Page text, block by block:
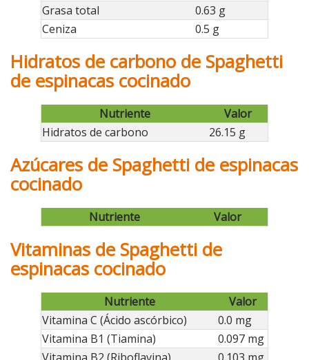
Grasa total
0.63 g
Ceniza
0.5 g
Hidratos de carbono de Spaghetti
de espinacas cocinado
Nutriente
Valor
Hidratos de carbono
26.15 g
Azúcares de Spaghetti de espinacas
cocinado
Nutriente Valor
Vitaminas de Spaghetti de
espinacas cocinado
Nutriente
Valor
Vitamina C (Ácido ascórbico)
0.0 mg
Vitamina B1 (Tiamina)
0.097 mg